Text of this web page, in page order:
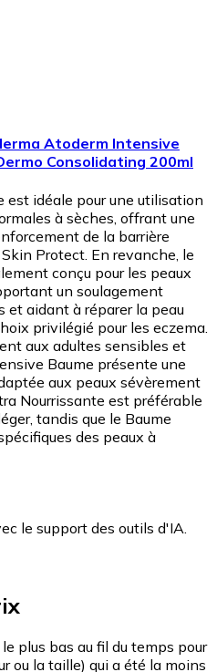
Atoderm Intensive
Consolidating 200ml
est idéale pour une utilisation
à sèches, offrant une
de la barrière
Protect. En revanche, le
conçu pour les peaux
un soulagement
aidant à réparer la peau
privilégié pour les eczema.
aux adultes sensibles et
Baume présente une
aux peaux sévèrement
Nourrissante est préférable
tandis que le Baume
des peaux à
le support des outils d'IA.
plus bas au fil du temps pour
ou la taille) qui a été la moins